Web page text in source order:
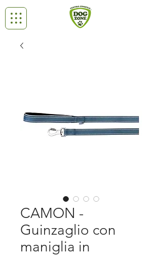
CAMON -
Guinzaglio con
maniglia in